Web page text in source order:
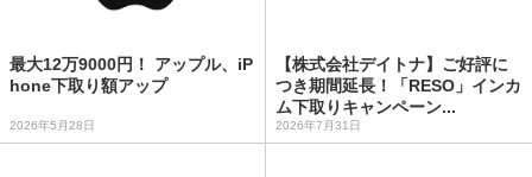
最大12万9000円！ アップル、iP
hone下取り額アップ
2026年5月28日
【株式会社デイトナ】ご好評に
つき期間延長！「RESO」インカ
ム下取りキャンペーン...
2026年7月31日